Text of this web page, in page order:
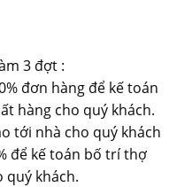
3 đợt :
đơn hàng để kế toán
hàng cho quý khách.
tới nhà cho quý khách
để kế toán bố trí thợ
quý khách.